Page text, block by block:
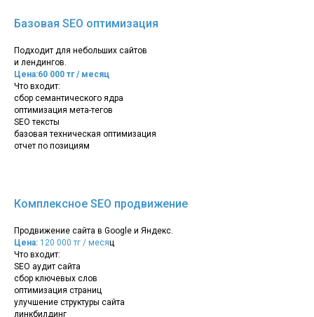
Базовая SEO оптимизация
Подходит для небольших сайтов
и лендингов.
Цена:60 000 тг / месяц
Что входит:
сбор семантического ядра
оптимизация мета-тегов
SEO тексты
базовая техническая оптимизация
отчет по позициям
Комплексное SEO продвижение
Продвижение сайта в Google и Яндекс.
Цена: 120 000 тг / месяц
Что входит:
SEO аудит сайта
сбор ключевых слов
оптимизация страниц
улучшение структуры сайта
линкбилдинг